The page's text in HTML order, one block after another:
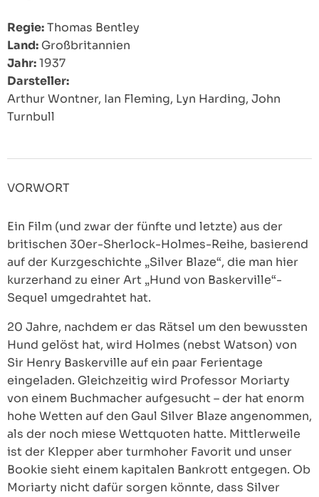
Regie:Thomas Bentley
Land: Großbritannien
Jahr:1937
Darsteller:
Arthur Wontner, Ian Fleming, Lyn Harding, John
Turnbull
VORWORT
Ein Film (und zwar der fünfte und letzte) aus der
britischen 30er-Sherlock-Holmes-Reihe, basierend
auf der Kurzgeschichte „Silver Blaze“, die man hier
kurzerhand zu einer Art „Hund von Baskerville“-
Sequel umgedrahtet hat.
20 Jahre, nachdem er das Rätsel um den bewussten
Hund gelöst hat, wird Holmes (nebst Watson) von
Sir Henry Baskerville auf ein paar Ferientage
eingeladen. Gleichzeitig wird Professor Moriarty
von einem Buchmacher aufgesucht – der hat enorm
hohe Wetten auf den Gaul Silver Blaze angenommen,
als der noch miese Wettquoten hatte. Mittlerweile
ist der Klepper aber turmhoher Favorit und unser
Bookie sieht einem kapitalen Bankrott entgegen. Ob
Moriarty nicht dafür sorgen könnte, dass Silver